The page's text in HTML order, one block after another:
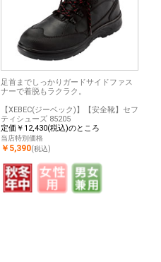
足首までしっかりガードサイドファス
ナーで着脱もラクラク。
【XEBEC(ジーベック)】【安全靴】セフ
ティシューズ 85205
定価￥12,430(税込)のところ
当店特別価格
￥5,390(税込)